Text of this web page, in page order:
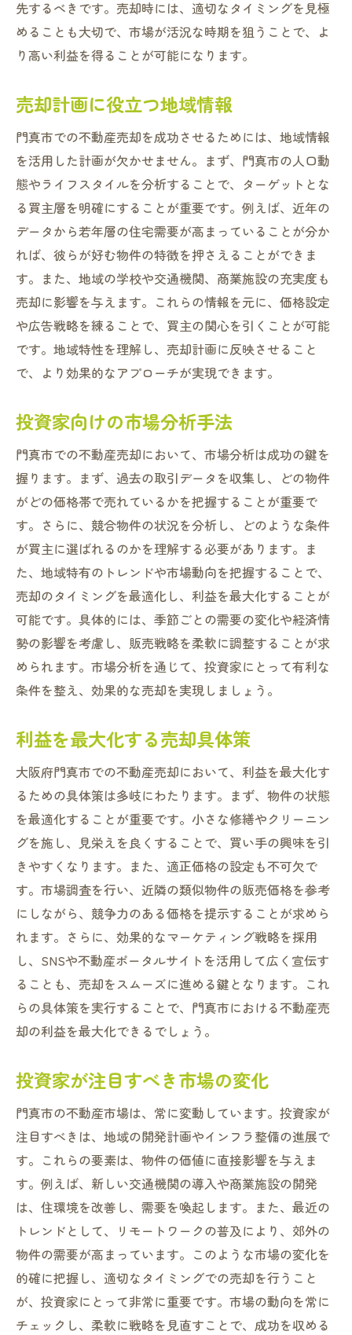
先するべきです。売却時には、適切なタイミングを見極
めることも大切で、市場が活況な時期を狙うことで、よ
り高い利益を得ることが可能になります。
売却計画に役立つ地域情報
門真市での不動産売却を成功させるためには、地域情報
を活用した計画が欠かせません。まず、門真市の人口動
態やライフスタイルを分析することで、ターゲットとな
る買主層を明確にすることが重要です。例えば、近年の
データから若年層の住宅需要が高まっていることが分か
れば、彼らが好む物件の特徴を押さえることができま
す。また、地域の学校や交通機関、商業施設の充実度も
売却に影響を与えます。これらの情報を元に、価格設定
や広告戦略を練ることで、買主の関心を引くことが可能
です。地域特性を理解し、売却計画に反映させること
で、より効果的なアプローチが実現できます。
投資家向けの市場分析手法
門真市での不動産売却において、市場分析は成功の鍵を
握ります。まず、過去の取引データを収集し、どの物件
がどの価格帯で売れているかを把握することが重要で
す。さらに、競合物件の状況を分析し、どのような条件
が買主に選ばれるのかを理解する必要があります。ま
た、地域特有のトレンドや市場動向を把握することで、
売却のタイミングを最適化し、利益を最大化することが
可能です。具体的には、季節ごとの需要の変化や経済情
勢の影響を考慮し、販売戦略を柔軟に調整することが求
められます。市場分析を通じて、投資家にとって有利な
条件を整え、効果的な売却を実現しましょう。
利益を最大化する売却具体策
大阪府門真市での不動産売却において、利益を最大化す
るための具体策は多岐にわたります。まず、物件の状態
を最適化することが重要です。小さな修繕やクリーニン
グを施し、見栄えを良くすることで、買い手の興味を引
きやすくなります。また、適正価格の設定も不可欠で
す。市場調査を行い、近隣の類似物件の販売価格を参考
にしながら、競争力のある価格を提示することが求めら
れます。さらに、効果的なマーケティング戦略を採用
し、SNSや不動産ポータルサイトを活用して広く宣伝す
ることも、売却をスムーズに進める鍵となります。これ
らの具体策を実行することで、門真市における不動産売
却の利益を最大化できるでしょう。
投資家が注目すべき市場の変化
門真市の不動産市場は、常に変動しています。投資家が
注目すべきは、地域の開発計画やインフラ整備の進展で
す。これらの要素は、物件の価値に直接影響を与えま
す。例えば、新しい交通機関の導入や商業施設の開発
は、住環境を改善し、需要を喚起します。また、最近の
トレンドとして、リモートワークの普及により、郊外の
物件の需要が高まっています。このような市場の変化を
的確に把握し、適切なタイミングでの売却を行うこと
が、投資家にとって非常に重要です。市場の動向を常に
チェックし、柔軟に戦略を見直すことで、成功を収める